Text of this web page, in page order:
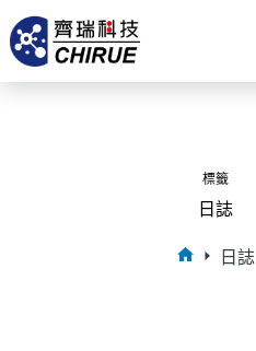
標籤
日誌
日誌